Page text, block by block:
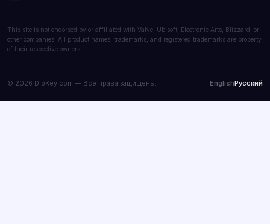
This site is not endorsed by or affiliated with Valve, Ubisoft, Electronic Arts, Blizzard, or
other companies. All product names, trademarks, and registered trademarks are property
of their respective owners.
© 2026 DioKey.com — Все права защищены. EnglishРусский